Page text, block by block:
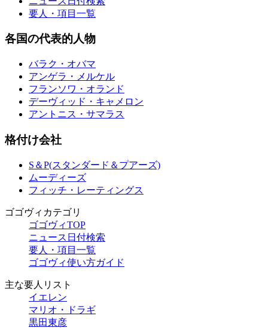
要人・項目一覧
各国の代表的人物
バラク・オバマ
アンゲラ・メルケル
フランソワ・オランド
デーヴィッド・キャメロン
アントニス・サマラス
格付け会社
S＆P(スタンダード＆プアーズ)
ムーディーズ
フィッチ・レーティングス
ゴゴヴィカテゴリ
ゴゴヴィTOP
ニュース日付検索
要人・項目一覧
ゴゴヴィ使い方ガイド
主な要人リスト
イエレン
マリオ・ドラギ
黒田東彦